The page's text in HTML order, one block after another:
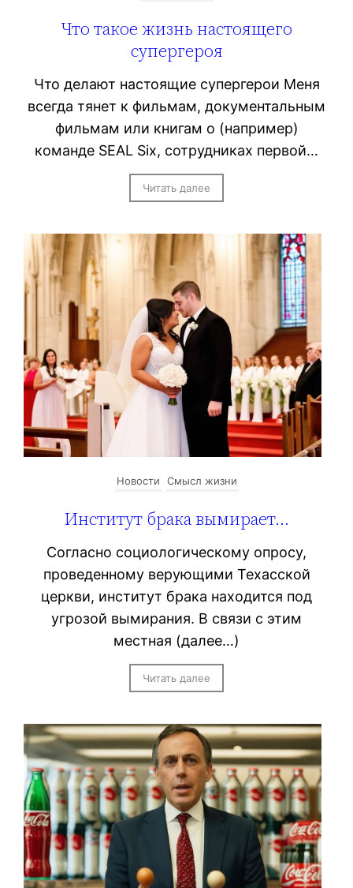
Что такое жизнь настоящего
супергероя
Что делают настоящие супергерои Меня
всегда тянет к фильмам, документальным
фильмам или книгам о (например)
команде SEAL Six, сотрудниках первой…
Читать далее
Новости Смысл жизни
Институт брака вымирает…
Согласно социологическому опросу,
проведенному верующими Техасской
церкви, институт брака находится под
угрозой вымирания. В связи с этим
местная (далее…)
Читать далее